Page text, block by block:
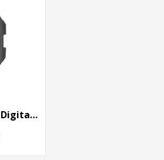
Relógio Menino Onix Digital IT-730(0101) Preto